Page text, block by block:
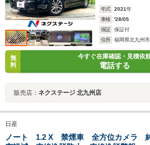
年式 2021年
車検
'28/05
保証
保証付
住所
福岡県北九州
無
料
今すぐ在庫確認・見積依
電話する
販売店： ネクステージ 北九州店
日産
ノート 1.2 X 禁煙車 全方位カメラ